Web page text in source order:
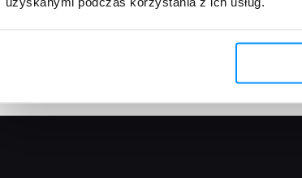
Rejestru Sądowego pod numerem KRS:
XX Wydział Gospodarczy Krajowego Rejestru
z naszą